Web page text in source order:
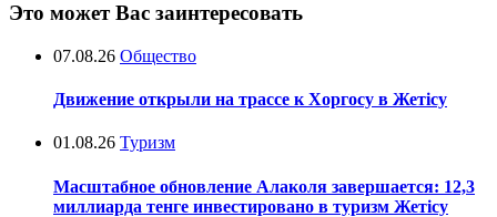
Это может Вас заинтересовать
07.08.26 Общество
Движение открыли на трассе к Хоргосу в Жетісу
01.08.26 Туризм
Масштабное обновление Алаколя завершается: 12,3
миллиарда тенге инвестировано в туризм Жетісу